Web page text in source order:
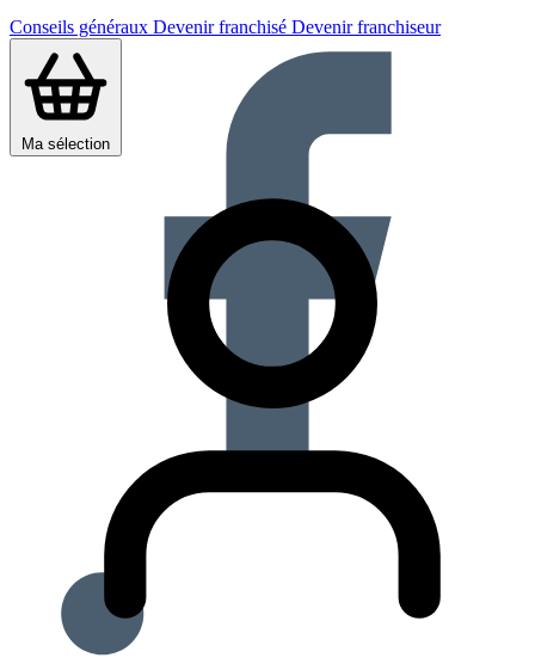
Conseils généraux Devenir franchisé Devenir franchiseur
Ma sélection